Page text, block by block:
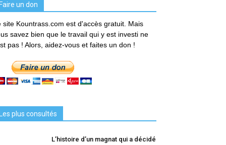
un don
site Kountrass.com est d'accès gratuit. Mais
savez bien que le travail qui y est investi ne
pas ! Alors, aidez-vous et faites un don !
plus consultés
L’histoire d’un magnat qui a décidé